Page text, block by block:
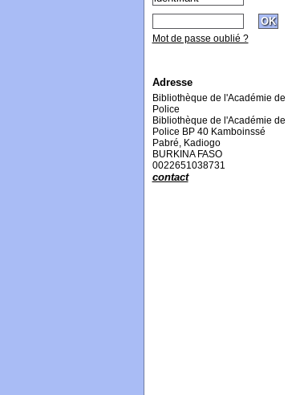
Mot de passe oublié ?
Adresse
Bibliothèque de l'Académie de
Police
Bibliothèque de l'Académie de
Police BP 40 Kamboinssé
Pabré, Kadiogo
BURKINA FASO
0022651038731
contact